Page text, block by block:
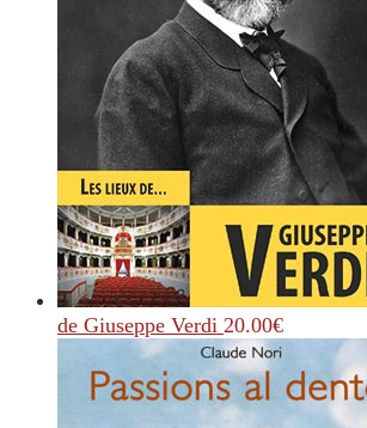
de Giuseppe Verdi 20.00€